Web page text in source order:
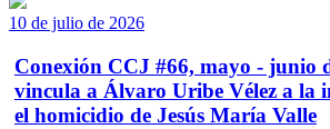
10 de julio de 2026
Conexión CCJ #66, mayo - junio
vincula a Álvaro Uribe Vélez a la
el homicidio de Jesús María Valle